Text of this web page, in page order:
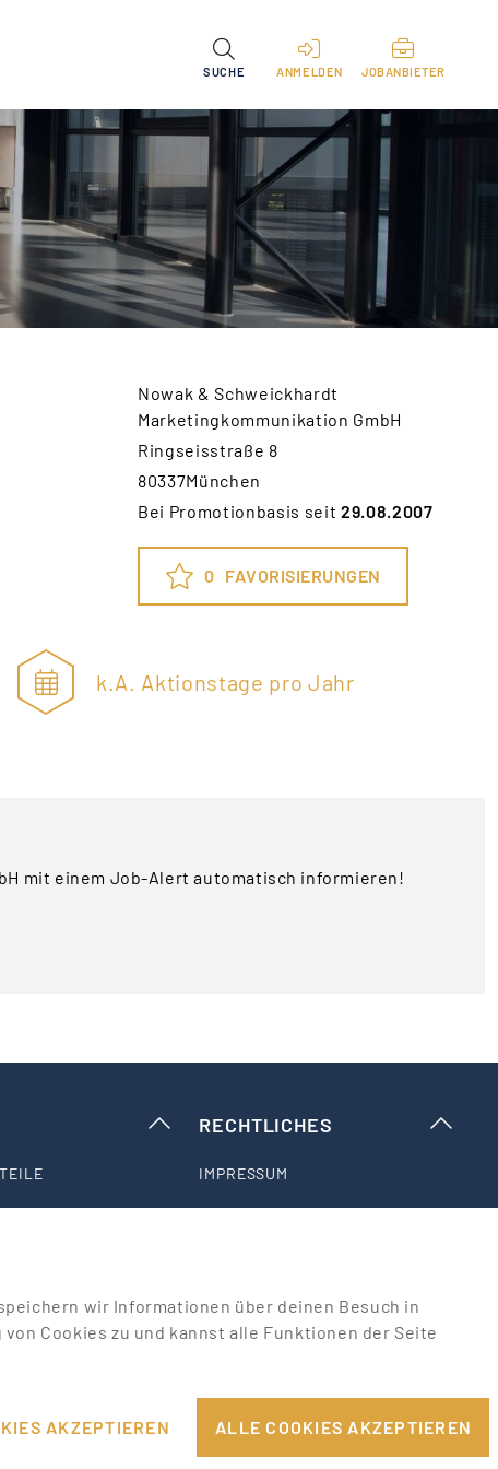
SUCHE ANMELDEN JOBANBIETER
Nowak & Schweickhardt
Marketingkommunikation GmbH
Ringseisstraße 8
80337München
Bei Promotionbasis seit29.08.2007
0 FAVORISIERUNGEN
k.A. Aktionstage pro Jahr
mit einem Job-Alert automatisch informieren!
RECHTLICHES
IMPRESSUM
COOKIE-EINSTELLUNGEN
wir Informationen über deinen Besuch in
Cookies zu und kannst alle Funktionen der Seite
AKZEPTIEREN ALLE COOKIES AKZEPTIEREN